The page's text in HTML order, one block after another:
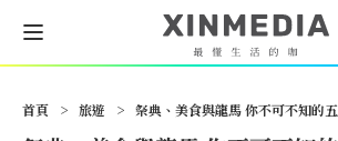
首頁 > 旅遊 > 祭典、美食與龍馬 你不可不知的